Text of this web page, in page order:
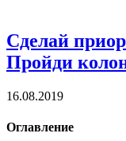
Сделай
Пройди
16.08.2019
Оглавление